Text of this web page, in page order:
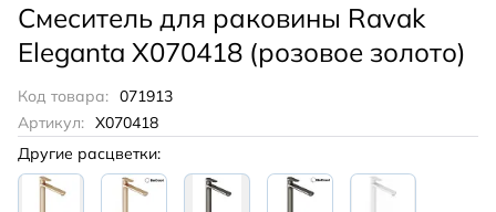
Смеситель для раковины Ravak
Eleganta X070418 (розовое золото)
Код товара: 071913
Артикул: X070418
Другие расцветки: